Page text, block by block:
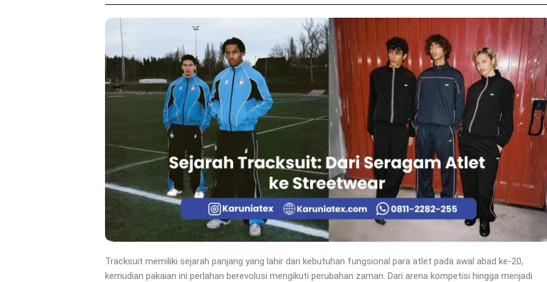
Tracksuit memiliki sejarah panjang yang lahir dari kebutuhan fungsional para atlet pada awal abad ke-20,
kemudian pakaian ini perlahan berevolusi mengikuti perubahan zaman. Dari arena kompetisi hingga menjadi